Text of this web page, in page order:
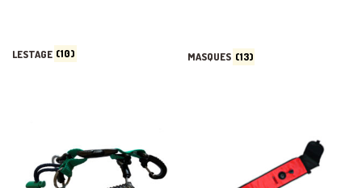
LESTAGE (10) MASQUES (13)